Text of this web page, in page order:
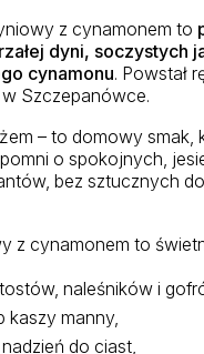
z cynamonem to
dyni, soczystych
cynamonu. Powstał
Szczepanówce.
– to domowy smak,
o spokojnych,
bez sztucznych
z cynamonem to
naleśników i
kaszy manny,
do ciast,